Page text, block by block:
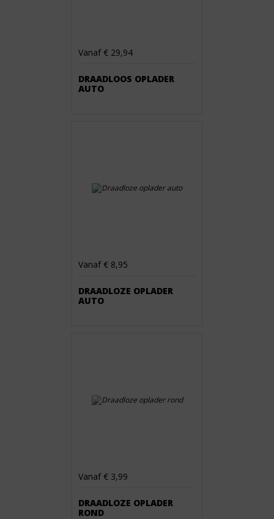
Vanaf € 29,94
DRAADLOOS OPLADER
AUTO
Vanaf € 8,95
DRAADLOZE OPLADER
AUTO
Vanaf € 3,99
DRAADLOZE OPLADER
ROND